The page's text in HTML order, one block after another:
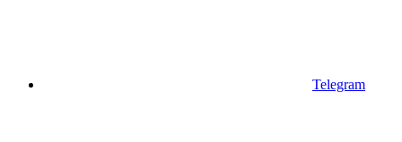
Telegram